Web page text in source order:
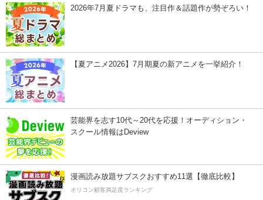
2026年7月夏ドラマも、注目作＆話題作が勢ぞろい！
【夏アニメ2026】7月期夏の新アニメを一挙紹介！
芸能界を志す10代～20代を応援！オーディション・
スクール情報はDeview
漫画読み放題サブスクおすすめ11選【徹底比較】
オリコン顧客満足度ランキング